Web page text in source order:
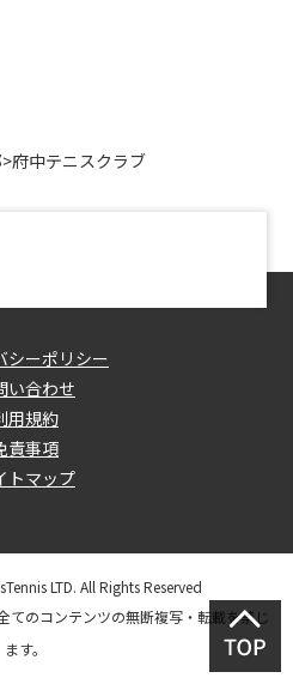
>府中テニスクラブ
シーポリシー
い合わせ
用規約
責事項
トマップ
LTD. All Rights Reserved
てのコンテンツの無断複写・転載を禁じ
ます。